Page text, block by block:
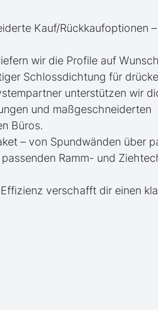
Kauf/Rückkaufoptionen
wir die Profile auf
Schlossdichtung für
unterstützen wir
und maßgeschneiderten
Büros.
– von Spundwänden über
Ramm- und
verschafft dir einen